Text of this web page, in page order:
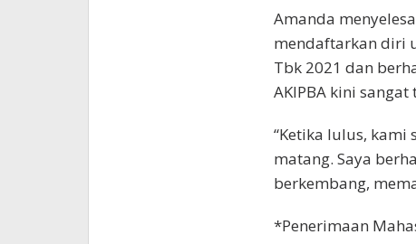
Amanda
mendaftarkan diri
Tbk 2021 dan
AKIPBA kini
“Ketika lulus, kami
matang. Saya
berkembang,
*Penerimaan